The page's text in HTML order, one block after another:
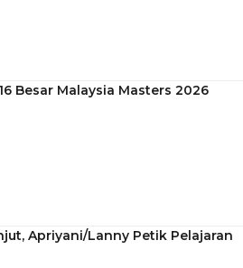
Besar Malaysia Masters 2026
Apriyani/Lanny Petik Pelajaran